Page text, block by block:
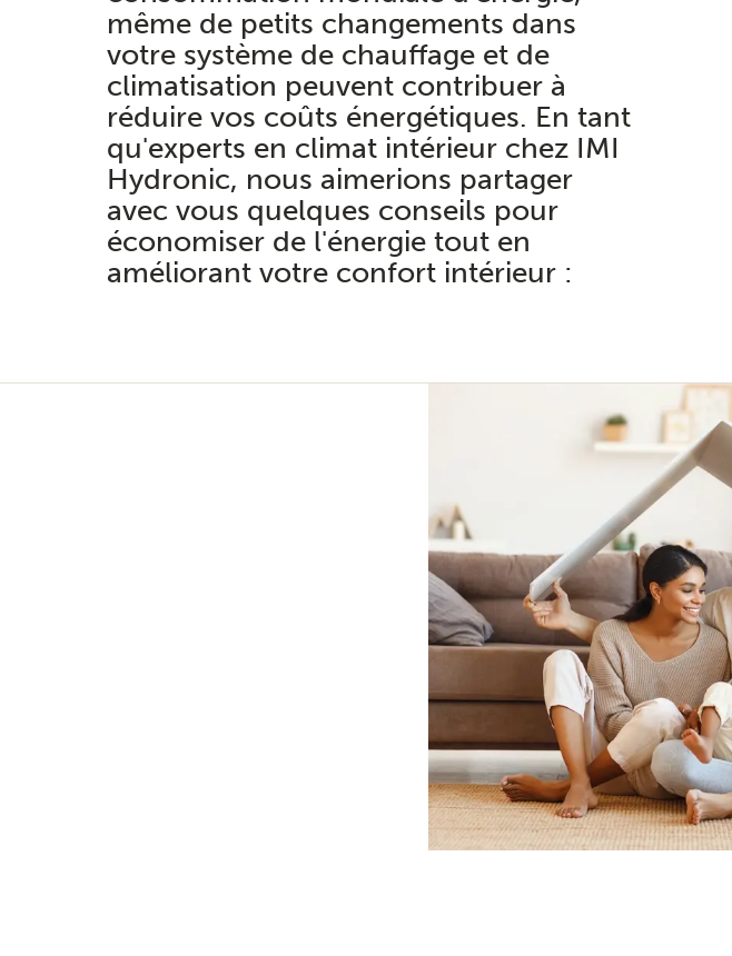
même de petits changements dans
votre système de chauffage et de
climatisation peuvent contribuer à
réduire vos coûts énergétiques. En tant
qu'experts en climat intérieur chez IMI
Hydronic, nous aimerions partager
avec vous quelques conseils pour
économiser de l'énergie tout en
améliorant votre confort intérieur :